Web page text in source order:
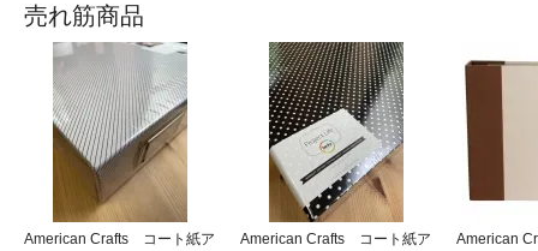
売れ筋商品
American Crafts コート紙ア
American Crafts コート紙ア
American